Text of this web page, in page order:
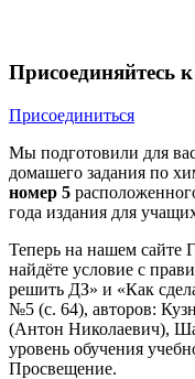
Присоединяйтесь
Присоединиться
Мы подготовили для
домашего задания по
номер 5
года издания для
Теперь на нашем сайте
найдёте условие с
решить ДЗ» и «Как
№5 (с. 64), авторов:
(Антон Николаевич),
уровень обучения
Просвещение.